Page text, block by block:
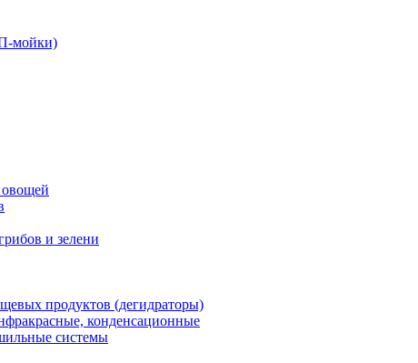
мойки)
и зелени
продуктов (дегидраторы)
конденсационные
системы